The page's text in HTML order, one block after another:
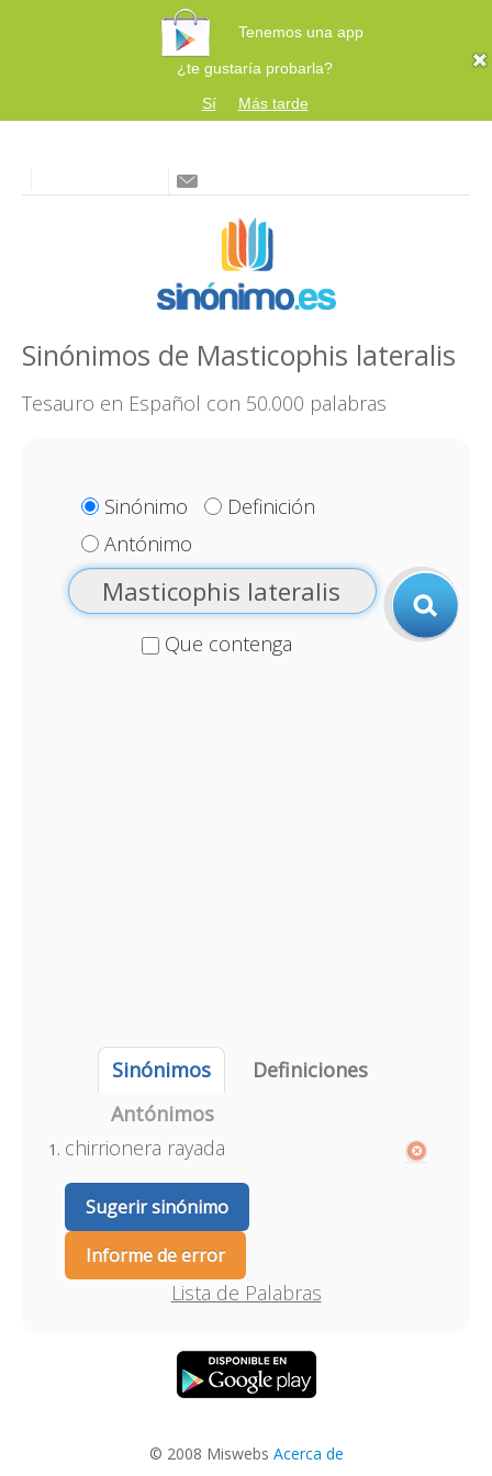
Tenemos una app
¿te gustaría probarla?
Sí
Más tarde
Sinónimos de Masticophis lateralis
Tesauro en Español con 50.000 palabras
Sinónimo
Definición
Antónimo
Que contenga
Sinónimos
Definiciones
Antónimos
chirrionera rayada
Sugerir sinónimo
Informe de error
Lista de Palabras
© 2008 Miswebs Acerca de